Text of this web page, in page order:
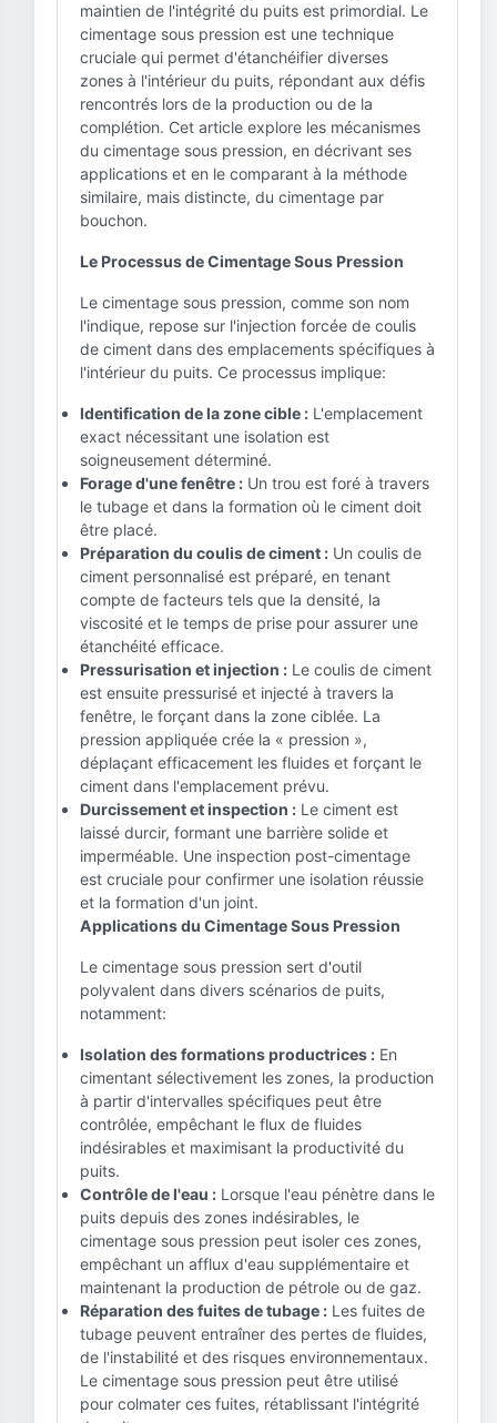
maintien de l'intégrité du puits est primordial. Le
cimentage sous pression est une technique
cruciale qui permet d'étanchéifier diverses
zones à l'intérieur du puits, répondant aux défis
rencontrés lors de la production ou de la
complétion. Cet article explore les mécanismes
du cimentage sous pression, en décrivant ses
applications et en le comparant à la méthode
similaire, mais distincte, du cimentage par
bouchon.
Le Processus de Cimentage Sous Pression
Le cimentage sous pression, comme son nom
l'indique, repose sur l'injection forcée de coulis
de ciment dans des emplacements spécifiques à
l'intérieur du puits. Ce processus implique:
Identification de la zone cible : L'emplacement
exact nécessitant une isolation est
soigneusement déterminé.
Forage d'une fenêtre : Un trou est foré à travers
le tubage et dans la formation où le ciment doit
être placé.
Préparation du coulis de ciment : Un coulis de
ciment personnalisé est préparé, en tenant
compte de facteurs tels que la densité, la
viscosité et le temps de prise pour assurer une
étanchéité efficace.
Pressurisation et injection : Le coulis de ciment
est ensuite pressurisé et injecté à travers la
fenêtre, le forçant dans la zone ciblée. La
pression appliquée crée la « pression »,
déplaçant efficacement les fluides et forçant le
ciment dans l'emplacement prévu.
Durcissement et inspection : Le ciment est
laissé durcir, formant une barrière solide et
imperméable. Une inspection post-cimentage
est cruciale pour confirmer une isolation réussie
et la formation d'un joint.
Applications du Cimentage Sous Pression
Le cimentage sous pression sert d'outil
polyvalent dans divers scénarios de puits,
notamment:
Isolation des formations productrices : En
cimentant sélectivement les zones, la production
à partir d'intervalles spécifiques peut être
contrôlée, empêchant le flux de fluides
indésirables et maximisant la productivité du
puits.
Contrôle de l'eau : Lorsque l'eau pénètre dans le
puits depuis des zones indésirables, le
cimentage sous pression peut isoler ces zones,
empêchant un afflux d'eau supplémentaire et
maintenant la production de pétrole ou de gaz.
Réparation des fuites de tubage : Les fuites de
tubage peuvent entraîner des pertes de fluides,
de l'instabilité et des risques environnementaux.
Le cimentage sous pression peut être utilisé
pour colmater ces fuites, rétablissant l'intégrité